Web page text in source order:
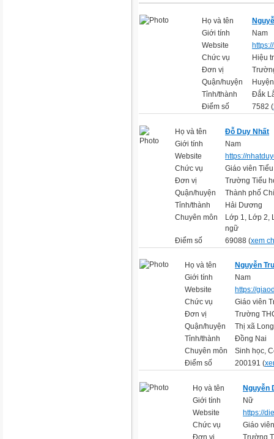
Họ và tên
Giới tính
Nam
Website
Chức vụ
Hiệu
Đơn vị
Quận/huyện
Tỉnh/thành
Đắk
Điểm số
7582 (
Họ và tên
Đỗ Duy Nhất
Giới tính
Nam
Website
https://
Chức vụ
Giáo viên
Đơn vị
Trường Tiểu
Quận/huyện
Thành phố
Tỉnh/thành
Hải Dương
Chuyên môn
Lớp 1, Lớp 2,
ngữ
Điểm số
69088 (xem
Họ và tên
Nguyễn
Giới tính
Nam
Website
https://
Chức vụ
Giáo viên
Đơn vị
Trường
Quận/huyện
Thị xã
Tỉnh/thành
Đồng Nai
Chuyên môn
Sinh học,
Điểm số
200191 (
Họ và tên
Nguyễn
Giới tính
Nữ
Website
https://
Chức vụ
Giáo
Đơn vị
Trường